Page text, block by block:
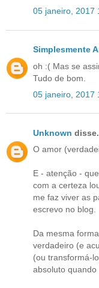
05 janeiro, 2017
Simplesmente
oh :( Mas se
Tudo de bom.
05 janeiro, 2017
Unknown
O amor
E - atenção -
com a certeza
me faz viver as
escrevo no blog.
Da mesma
verdadeiro (e
(ou transformá-
absoluto quando